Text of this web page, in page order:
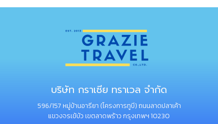
บริษัท กราเซีย ทราเวล จำกัด
596/157 หมู่บ้านอารียา (โครงการทูบี) ถนนลาดปลาเค้า
แขวงจรเข้บัว เขตลาดพร้าว กรุงเทพฯ 10230